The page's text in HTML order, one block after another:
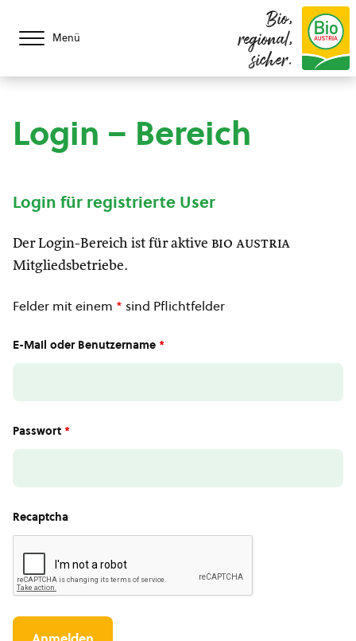
Menü
Bio,
regional,
sicher.
Login – Bereich
Login für registrierte User
Der Login-Bereich ist für aktive bio austria
Mitgliedsbetriebe.
Felder mit einem * sind Pflichtfelder
E-Mail oder Benutzername *
Passwort *
Recaptcha